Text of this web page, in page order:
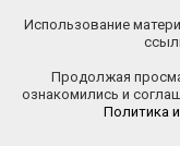
Использование
Продолжая
ознакомились и
Политика